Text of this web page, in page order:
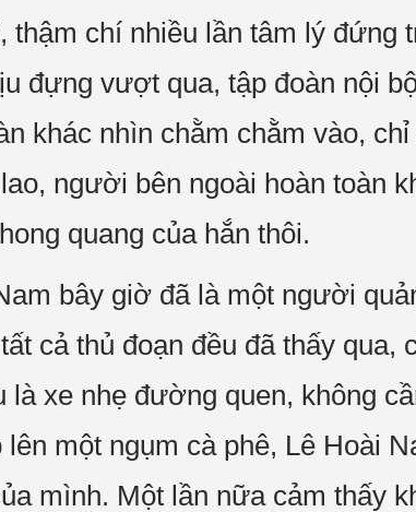
thậm chí nhiều lần tâm lý đứng
đựng vượt qua, tập đoàn nội
khác nhìn chằm chằm vào,
người bên ngoài hoàn toàn
quang của hắn thôi.
bây giờ đã là một người
cả thủ đoạn đều đã thấy qua,
là xe nhẹ đường quen, không
một ngụm cà phê, Lê Hoài
mình. Một lần nữa cảm thấy